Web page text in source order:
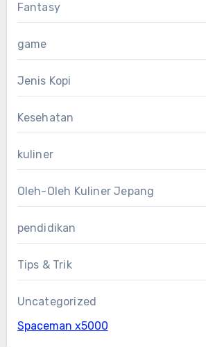
Fantasy
game
Jenis Kopi
Kesehatan
kuliner
Oleh-Oleh Kuliner Jepang
pendidikan
Tips & Trik
Uncategorized
Spaceman x5000